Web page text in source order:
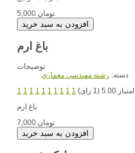
5,000 تومان
باغ ارم
توضیحات
دسته: رشته مهندسي معماري
1 1 1 1 1 1 1 1 1 1
امتیاز 5.00 (1 رای)
7,000 تومان